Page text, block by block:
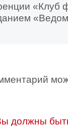
«Клуб
должны